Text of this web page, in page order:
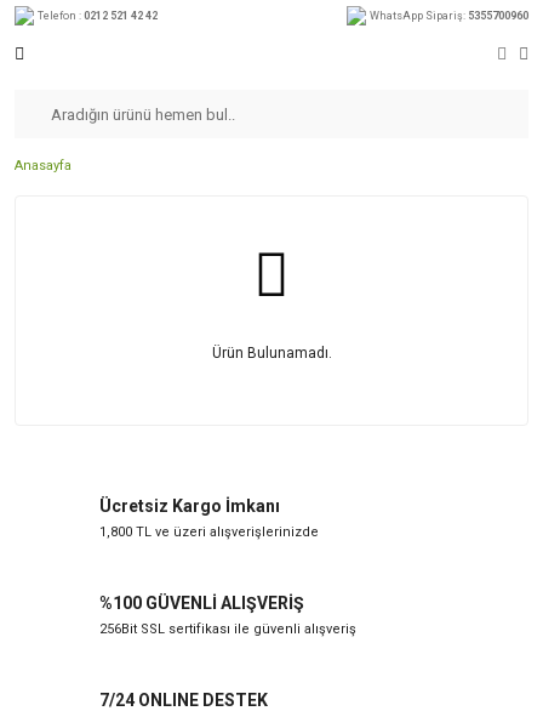
Telefon : 0212 521 42 42 WhatsApp Sipariş: 5355700960
Anasayfa
Ürün Bulunamadı.
Ücretsiz Kargo İmkanı
1,800 TL ve üzeri alışverişlerinizde
%100 GÜVENLİ ALIŞVERİŞ
256Bit SSL sertifikası ile güvenli alışveriş
7/24 ONLINE DESTEK